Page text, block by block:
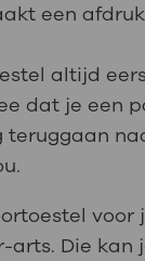
een
altijd
dat je een
voor
Die kan